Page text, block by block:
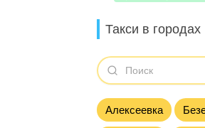
Такси в городах
Алексеевка